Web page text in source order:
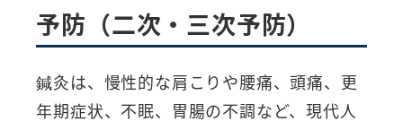
予防（二次・三次予防）
鍼灸は、慢性的な肩こりや腰痛、頭痛、更
年期症状、不眠、胃腸の不調など、現代人